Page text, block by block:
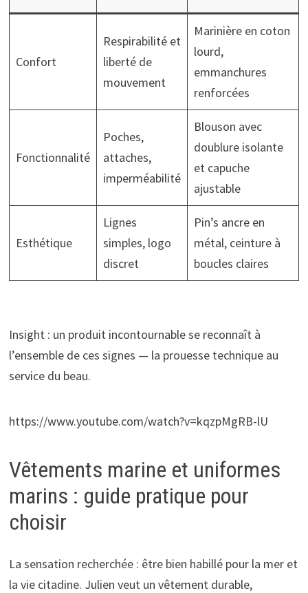
Confort
Respirabilité et
liberté de
mouvement
Marinière en coton
lourd,
emmanchures
renforcées
Fonctionnalité
Poches,
attaches,
imperméabilité
Blouson avec
doublure isolante
et capuche
ajustable
Esthétique
Lignes
simples, logo
discret
Pin’s ancre en
métal, ceinture à
boucles claires
Insight : un produit incontournable se reconnaît à
l’ensemble de ces signes — la prouesse technique au
service du beau.
https://www.youtube.com/watch?v=kqzpMgRB-lU
Vêtements marine et uniformes
marins : guide pratique pour
choisir
La sensation recherchée : être bien habillé pour la mer et
la vie citadine. Julien veut un vêtement durable,